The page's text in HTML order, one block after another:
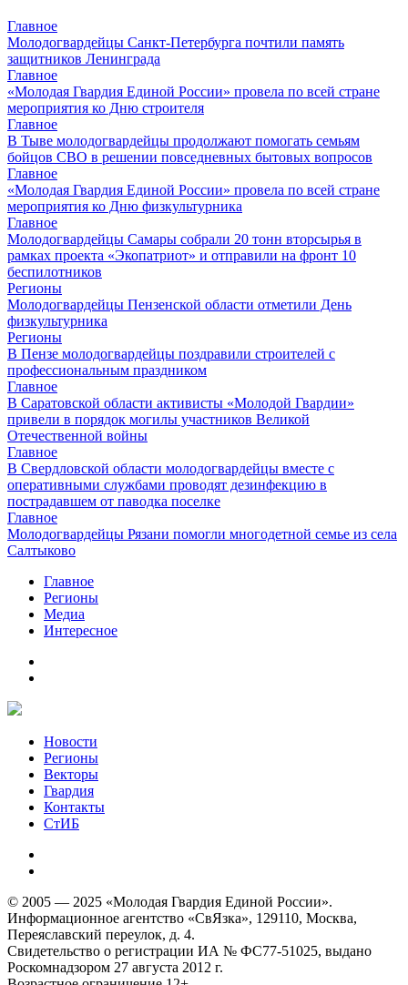
Главное
Молодогвардейцы Санкт-Петербурга почтили память
защитников Ленинграда
Главное
«Молодая Гвардия Единой России» провела по всей стране
мероприятия ко Дню строителя
Главное
В Тыве молодогвардейцы продолжают помогать семьям
бойцов СВО в решении повседневных бытовых вопросов
Главное
«Молодая Гвардия Единой России» провела по всей стране
мероприятия ко Дню физкультурника
Главное
Молодогвардейцы Самары собрали 20 тонн вторсырья в
рамках проекта «Экопатриот» и отправили на фронт 10
беспилотников
Регионы
Молодогвардейцы Пензенской области отметили День
физкультурника
Регионы
В Пензе молодогвардейцы поздравили строителей с
профессиональным праздником
Главное
В Саратовской области активисты «Молодой Гвардии»
привели в порядок могилы участников Великой
Отечественной войны
Главное
В Свердловской области молодогвардейцы вместе с
оперативными службами проводят дезинфекцию в
пострадавшем от паводка поселке
Главное
Молодогвардейцы Рязани помогли многодетной семье из села
Салтыково
Главное
Регионы
Медиа
Интересное
Новости
Регионы
Векторы
Гвардия
Контакты
СтИБ
© 2005 — 2025 «Молодая Гвардия Единой России».
Информационное агентство «СвЯзка», 129110, Москва,
Переяславский переулок, д. 4.
Свидетельство о регистрации ИА № ФС77-51025, выдано
Роскомнадзором 27 августа 2012 г.